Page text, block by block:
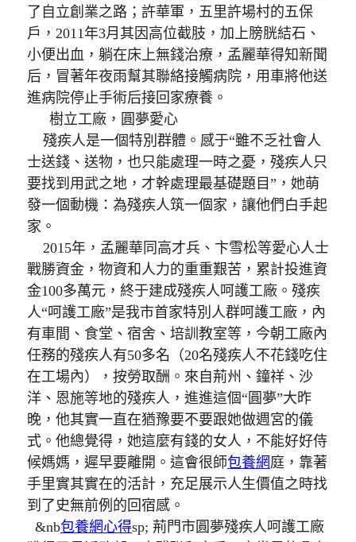
了自立創業之路；許華軍，五里許場村的五保
戶，2011年3月其因高位截肢，加上膀胱結石、
小便出血，躺在床上無錢治療，孟麗華得知新聞
后，冒著年夜雨幫其聯絡接觸病院，用車將他送
進病院停止手術后接回家療養。
樹立工廠，圓夢愛心
殘疾人是一個特別群體。感于“雖不乏社會人
士送錢、送物，也只能處理一時之憂，殘疾人只
要找到用武之地，才幹處理最基礎題目”，她萌
發一個動機：為殘疾人筑一個家，讓他們白手起
家。
2015年，孟麗華同高才兵、卞雪松等愛心人士
戰勝資金，物資和人力的重重艱苦，累計投進資
金100多萬元，終于建成殘疾人呵護工廠。殘疾
人“呵護工廠”是我市首家特別人群呵護工廠，內
有車間、食堂、宿舍、培訓教室等，今朝工廠內
任務的殘疾人有50多名（20名殘疾人不花錢吃住
在工場內），按勞取酬。來自荊州、鐘祥、沙
洋、恩施等地的殘疾人，進進這個“圓夢”大昨
晚，他其實一直在猶豫要不要跟她做週宮的儀
式。他總覺得，她這麼有錢的女人，不能好好侍
候媽媽，遲早要離開。這會很師包養網庭，靠著
手里實其實在的活計，充足展示人生價值之時找
到了史無前例的回宿感。
&nb包養網心得sp; 荊門市圓夢殘疾人呵護工廠